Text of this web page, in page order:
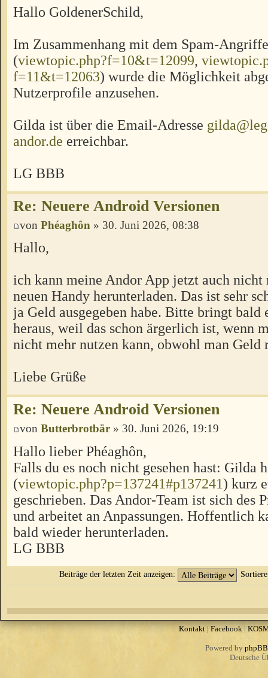
Hallo GoldenerSchild,
Im Zusammenhang mit dem Spam-
(viewtopic.php?f=10&t=12099,
f=11&t=12063) wurde die Möglichkeit
Nutzerprofile anzusehen.
Gilda ist über die Email-Adresse
andor.de erreichbar.
LG BBB
Re: Neuere Android Versionen
von Phéaghôn » 30. Juni 2026, 08:38
Hallo,
ich kann meine Andor App jetzt auch nicht
neuen Handy herunterladen. Das ist sehr
ja Geld ausgegeben habe. Bitte bringt bald
heraus, weil das schon ärgerlich ist, wenn
nicht mehr nutzen kann, obwohl man Geld
Liebe Grüße
Re: Neuere Android Versionen
von Butterbrotbär » 30. Juni 2026, 19:19
Hallo lieber Phéaghôn,
Falls du es noch nicht gesehen hast: Gilda
(viewtopic.php?p=137241#p137241) kurz
geschrieben. Das Andor-Team ist sich des
und arbeitet an Anpassungen. Hoffentlich
bald wieder herunterladen.
LG BBB
Beiträge der letzten Zeit anzeigen:
Kontakt|Facebook|
Powered by phpBB
Deutsche